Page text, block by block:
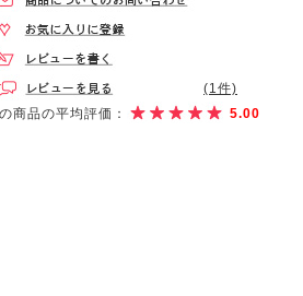
(1件)
商品の平均評価：
5.00